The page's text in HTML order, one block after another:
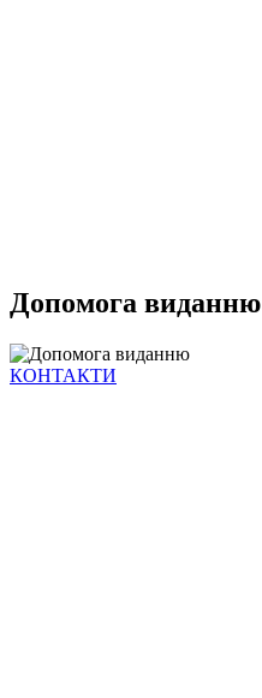
Допомога виданню
КОНТАКТИ